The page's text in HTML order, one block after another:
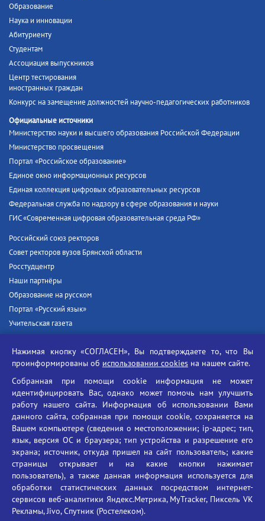
Образование
Наука и инновации
Абитуриенту
Студентам
Ассоциация выпускников
Центр тестирования
иностранных граждан
Конкурс на замещение должностей научно-педагогических работников
Официальные источники
Министерство науки и высшего образования Российской Федерации
Министерство просвещения
Портал «Российское образование»
Единое окно информационных ресурсов
Единая коллекция цифровых образовательных ресурсов
Федеральная служба по надзору в сфере образования и науки
ГИС «Современная цифровая образовательная среда РФ»
Российский союз ректоров
Совет ректоров вузов Брянской области
Росстудцентр
Наши партнёры
Образование на русском
Портал «Русский язык»
Учительская газета
Единый портал государственных услуг
Противодействие угрозам информационной безопасности
Социальные ролики - Генеральная прокуратура РФ
Противодействие коррупции
БГУ против наркотиков
Брянский государственный университет
имени академика И.Г. Петровского
Время работы: пн-пт 09:00-18:00
E-mail: bryanskgu@mail.ru
Телефон: +7(4832)58-90-85
Нажимая кнопку «СОГЛАСЕН», Вы подтверждаете то, что Вы
проинформированы об использовании cookies на нашем сайте.
Собранная при помощи cookie информация не может
идентифицировать Вас, однако может помочь нам улучшить
работу нашего сайта. Информация об использовании Вами
данного сайта, собранная при помощи cookie, сохраняется на
Вашем компьютере (сведения о местоположении; ip-адрес; тип,
язык, версия ОС и браузера; тип устройства и разрешение его
экрана; источник, откуда пришел на сайт пользователь; какие
страницы открывает и на какие кнопки нажимает
пользователь), а также данная информация используется для
обработки статистических данных посредством интернет-
сервисов веб-аналитики Яндекс.Метрика, MyTracker, Пиксель VK
Рекламы, Jivo, Спутник (Ростелеком).